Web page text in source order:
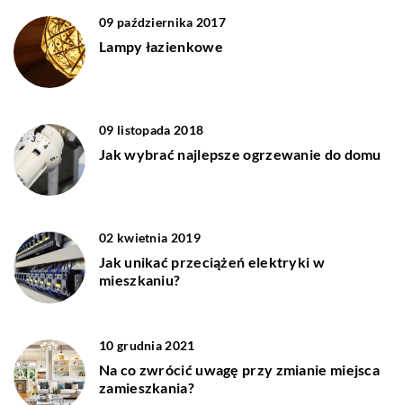
09 października 2017
Lampy łazienkowe
09 listopada 2018
Jak wybrać najlepsze ogrzewanie do domu
02 kwietnia 2019
Jak unikać przeciążeń elektryki w
mieszkaniu?
10 grudnia 2021
Na co zwrócić uwagę przy zmianie miejsca
zamieszkania?